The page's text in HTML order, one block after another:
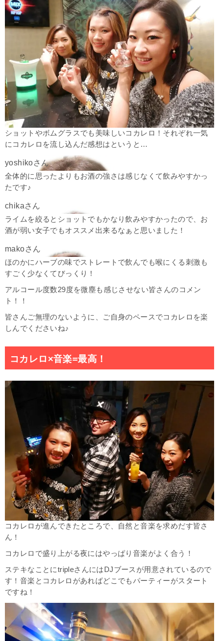
ショットやボムグラスでも美味しいコカレロ！それぞれ一気
にコカレロを流し込んだ感想はというと…
全体的に思ったよりもお酒の強さは感じなくて飲みやすかっ
たです♪
ライムを絞るとショットでもかなり飲みやすかったので、お
酒が弱い女子でもオススメ出来るなぁと思いました！
ほのかにハーブの味でストレートで飲んでも喉にくる刺激も
すごく少なくてびっくり！
アルコール度数29度を微塵も感じさせない皆さんのコメン
ト！！
皆さんご無理のないように、ご自身のペースでコカレロを楽
しんでくださいね♪
コカレロ×音楽=最高！
コカレロが進んできたところで、自然と音楽を求めだす皆さ
ん！
コカレロで盛り上がる夜にはやっぱり音楽がよく合う！
ステキなことにtripleさんにはDJブースが用意されているので
す！音楽とコカレロがあればどこでもパーティーがスタート
ですね！